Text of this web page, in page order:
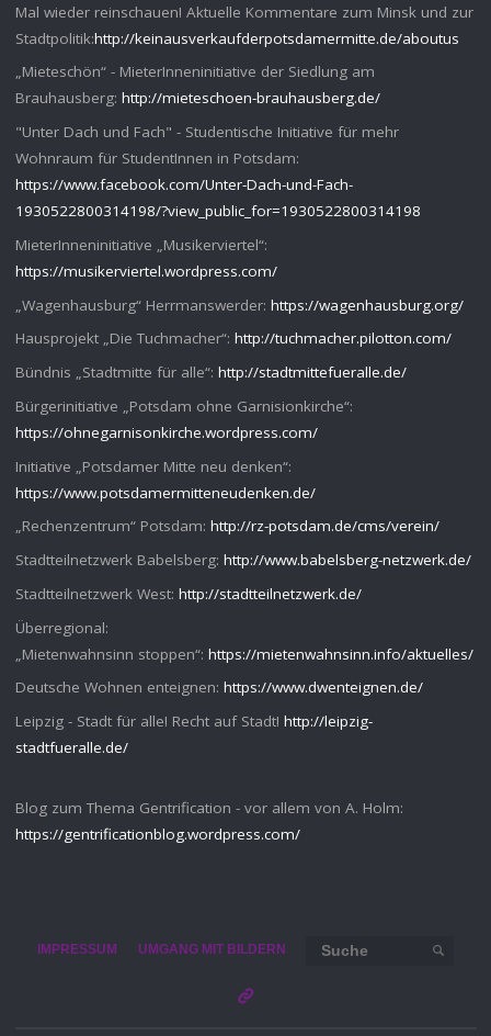
Mal wieder reinschauen! Aktuelle Kommentare zum Minsk und zur
Stadtpolitik:http://keinausverkaufderpotsdamermitte.de/aboutus
„Mieteschön“ - MieterInneninitiative der Siedlung am
Brauhausberg: http://mieteschoen-brauhausberg.de/
"Unter Dach und Fach" - Studentische Initiative für mehr
Wohnraum für StudentInnen in Potsdam:
https://www.facebook.com/Unter-Dach-und-Fach-
1930522800314198/?view_public_for=1930522800314198
MieterInneninitiative „Musikerviertel“:
https://musikerviertel.wordpress.com/
„Wagenhausburg“ Herrmanswerder: https://wagenhausburg.org/
Hausprojekt „Die Tuchmacher“: http://tuchmacher.pilotton.com/
Bündnis „Stadtmitte für alle“: http://stadtmittefueralle.de/
Bürgerinitiative „Potsdam ohne Garnisionkirche“:
https://ohnegarnisonkirche.wordpress.com/
Initiative „Potsdamer Mitte neu denken“:
https://www.potsdamermitteneudenken.de/
„Rechenzentrum“ Potsdam: http://rz-potsdam.de/cms/verein/
Stadtteilnetzwerk Babelsberg: http://www.babelsberg-netzwerk.de/
Stadtteilnetzwerk West: http://stadtteilnetzwerk.de/
Überregional:
„Mietenwahnsinn stoppen“: https://mietenwahnsinn.info/aktuelles/
Deutsche Wohnen enteignen: https://www.dwenteignen.de/
Leipzig - Stadt für alle! Recht auf Stadt! http://leipzig-
stadtfueralle.de/
Blog zum Thema Gentrification - vor allem von A. Holm:
https://gentrificationblog.wordpress.com/
IMPRESSUM UMGANG MIT BILDERN SUCHE